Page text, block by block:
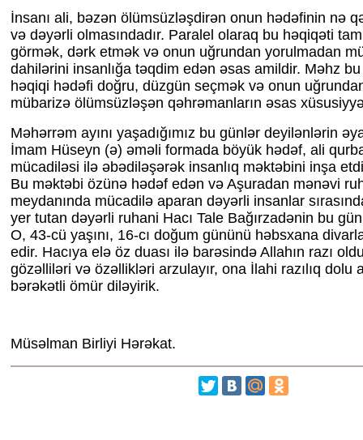
İnsanı ali, bəzən ölümsüzləşdirən onun hədəfinin nə
və dəyərli olmasındadır. Paralel olaraq bu həqiqəti tam
görmək, dərk etmək və onun uğrundan yorulmadan
dahilərini insanlığa təqdim edən əsas amildir. Məhz
həqiqi hədəfi doğru, düzgün seçmək və onun
mübarizə ölümsüzləşən qəhrəmanların əsas
Məhərrəm ayını yaşadığımız bu günlər deyilənlərin
İmam Hüseyn (ə) əməli formada böyük hədəf, ali
mücadiləsi ilə əbədiləşərək insanlıq məktəbini inşa
Bu məktəbi özünə hədəf edən və Aşuradan mənəvi
meydanında mücadilə aparan dəyərli insanlar
yer tutan dəyərli ruhani Hacı Tale Bağırzadənin bu
O, 43-cü yaşını, 16-cı doğum gününü həbsxana
edir. Hacıya elə öz duası ilə barəsində Allahın razı
gözəlliləri və özəllikləri arzulayır, ona İlahi razılıq dolu
bərəkətli ömür diləyirik.
Müsəlman Birliyi Hərəkat.